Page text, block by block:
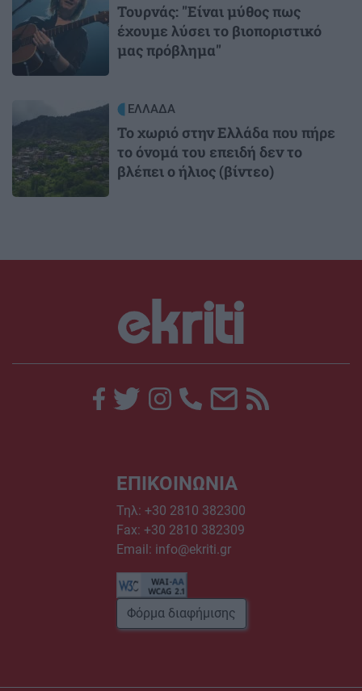
Τουρνάς: "Είναι μύθος πως
έχουμε λύσει το βιοποριστικό
μας πρόβλημα"
ΕΛΛΑΔΑ
Το χωριό στην Ελλάδα που πήρε
το όνομά του επειδή δεν το
βλέπει ο ήλιος (βίντεο)
ΕΠΙΚΟΙΝΩΝΙΑ
Τηλ: +30 2810 382300
Fax: +30 2810 382309
Email: info@ekriti.gr
Φόρμα διαφήμισης